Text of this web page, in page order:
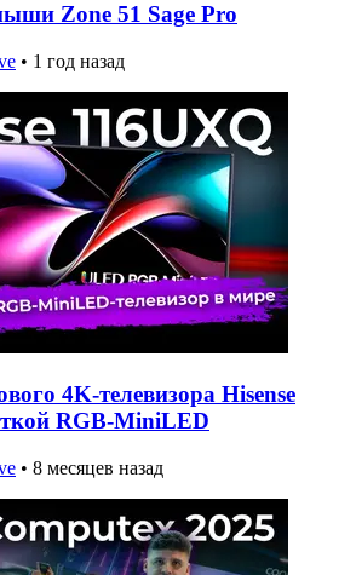
Zone 51 Sage Pro
• 1 год назад
4K-телевизора Hisense
RGB-MiniLED
• 8 месяцев назад